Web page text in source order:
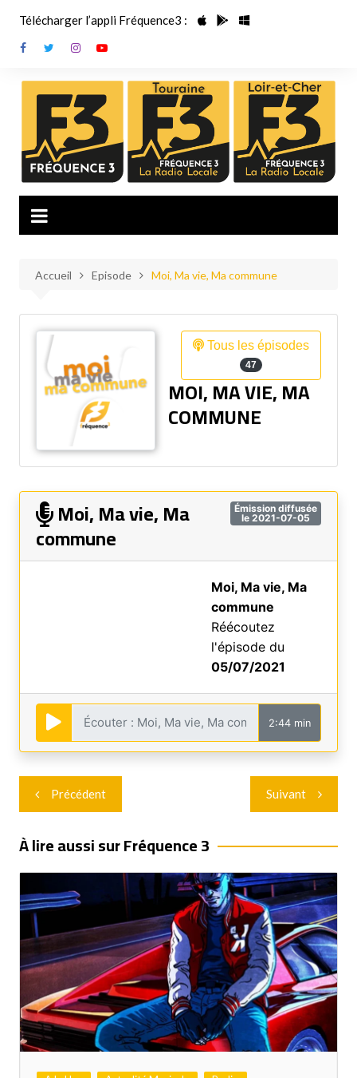
contenu
Télécharger l’appli Fréquence3 :
Accueil Episode Moi, Ma vie, Ma commune
Tous les épisodes
47
MOI, MA VIE, MA
COMMUNE
Émission diffusée
le 2021-07-05
Moi, Ma vie, Ma
commune
Moi, Ma vie, Ma
commune
Réécoutez
l'épisode du
05/07/2021
2:44 min
Navigation
de
l’article
Précédent Suivant
À lire aussi sur Fréquence 3